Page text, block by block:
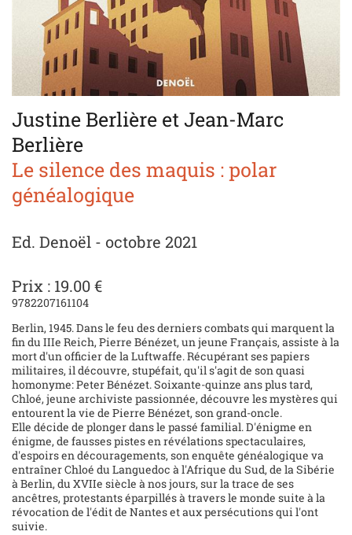
Justine Berlière et Jean-Marc
Berlière
Le silence des maquis : polar
généalogique
Ed. Denoël - octobre 2021
Prix : 19.00 €
9782207161104
Berlin, 1945. Dans le feu des derniers combats qui marquent la
fin du IIIe Reich, Pierre Bénézet, un jeune Français, assiste à la
mort d'un officier de la Luftwaffe. Récupérant ses papiers
militaires, il découvre, stupéfait, qu'il s'agit de son quasi
homonyme: Peter Bénézet. Soixante-quinze ans plus tard,
Chloé, jeune archiviste passionnée, découvre les mystères qui
entourent la vie de Pierre Bénézet, son grand-oncle.
Elle décide de plonger dans le passé familial. D'énigme en
énigme, de fausses pistes en révélations spectaculaires,
d'espoirs en découragements, son enquête généalogique va
entraîner Chloé du Languedoc à l'Afrique du Sud, de la Sibérie
à Berlin, du XVIIe siècle à nos jours, sur la trace de ses
ancêtres, protestants éparpillés à travers le monde suite à la
révocation de l'édit de Nantes et aux persécutions qui l'ont
suivie.